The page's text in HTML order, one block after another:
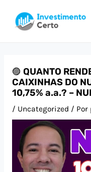
para
🟣 QUANTO
CAIXINHAS DO
10,75% a.a.? –
/ Uncategorized / Por
navigation